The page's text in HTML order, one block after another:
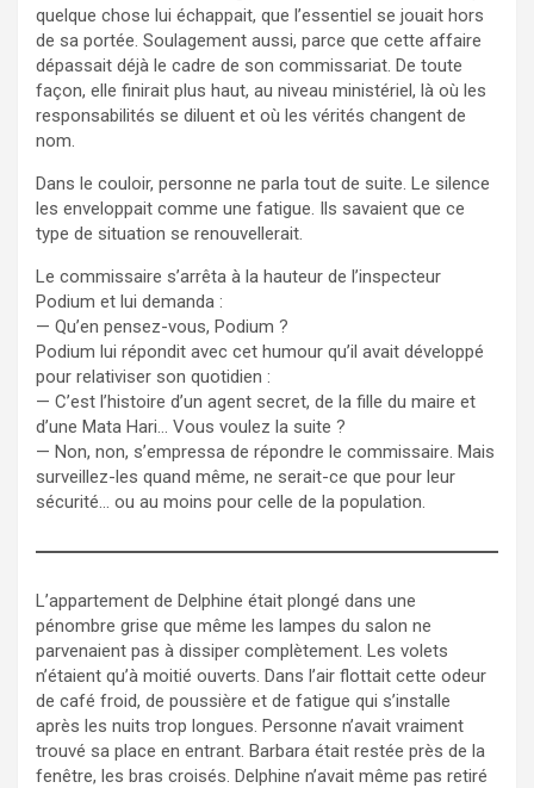
quelque chose lui échappait, que l’essentiel se jouait hors
de sa portée. Soulagement aussi, parce que cette affaire
dépassait déjà le cadre de son commissariat. De toute
façon, elle finirait plus haut, au niveau ministériel, là où les
responsabilités se diluent et où les vérités changent de
nom.
Dans le couloir, personne ne parla tout de suite. Le silence
les enveloppait comme une fatigue. Ils savaient que ce
type de situation se renouvellerait.
Le commissaire s’arrêta à la hauteur de l’inspecteur
Podium et lui demanda :
— Qu’en pensez-vous, Podium ?
Podium lui répondit avec cet humour qu’il avait développé
pour relativiser son quotidien :
— C’est l’histoire d’un agent secret, de la fille du maire et
d’une Mata Hari… Vous voulez la suite ?
— Non, non, s’empressa de répondre le commissaire. Mais
surveillez-les quand même, ne serait-ce que pour leur
sécurité… ou au moins pour celle de la population.
L’appartement de Delphine était plongé dans une
pénombre grise que même les lampes du salon ne
parvenaient pas à dissiper complètement. Les volets
n’étaient qu’à moitié ouverts. Dans l’air flottait cette odeur
de café froid, de poussière et de fatigue qui s’installe
après les nuits trop longues. Personne n’avait vraiment
trouvé sa place en entrant. Barbara était restée près de la
fenêtre, les bras croisés. Delphine n’avait même pas retiré